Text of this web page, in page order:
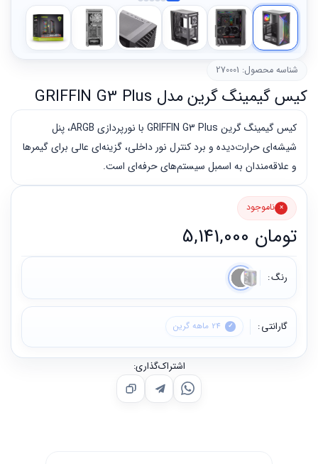
شناسه محصول: 270001
کیس گیمینگ گرین مدل GRIFFIN G3 Plus
کیس گیمینگ گرین GRIFFIN G3 Plus با نورپردازی ARGB، پنل
شیشه‌ای حرارت‌دیده و برد کنترل نور داخلی، گزینه‌ای عالی برای گیمرها
و علاقه‌مندان به اسمبل سیستم‌های حرفه‌ای است.
تومان
ناموجود
رنگ
گارانتی 24 ماهه گرین
اشتراک‌گذاری: